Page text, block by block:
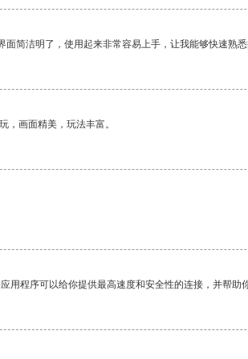
面简洁明了，使用起来非常容易上手，让我能够快速熟
，画面精美，玩法丰富。
用程序可以给你提供最高速度和安全性的连接，并帮助